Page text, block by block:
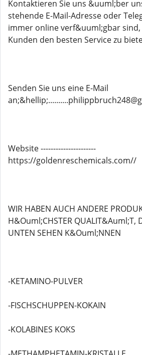
Kontaktieren Sie uns &uuml;ber
stehende E-Mail-Adresse oder
immer online verf&uuml;gbar
Kunden den besten Service zu
Senden Sie uns eine E-Mail
Website ----------------------
https://goldenreschemicals.com//
WIR HABEN AUCH ANDERE
H&Ouml;CHSTER QUALIT&Auml;T,
UNTEN SEHEN K&Ouml;NNEN
-KETAMINO-PULVER
-FISCHSCHUPPEN-KOKAIN
-KOLABINES KOKS